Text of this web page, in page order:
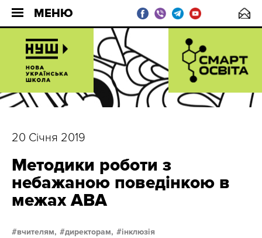
МЕНЮ
20 Січня 2019
Методики роботи з
небажаною поведінкою в
межах АВА
вчителям, директорам, інклюзія